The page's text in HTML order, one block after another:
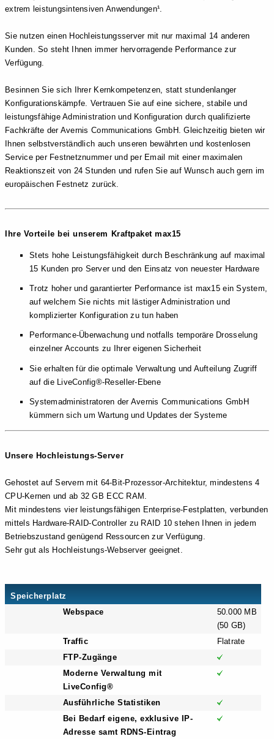
extrem leistungsintensiven Anwendungen¹.
Sie nutzen einen Hochleistungsserver mit nur maximal 14 anderen
Kunden. So steht Ihnen immer hervorragende Performance zur
Verfügung.
Besinnen Sie sich Ihrer Kernkompetenzen, statt stundenlanger
Konfigurationskämpfe. Vertrauen Sie auf eine sichere, stabile und
leistungsfähige Administration und Konfiguration durch qualifizierte
Fachkräfte der Avernis Communications GmbH. Gleichzeitig bieten wir
Ihnen selbstverständlich auch unseren bewährten und kostenlosen
Service per Festnetznummer und per Email mit einer maximalen
Reaktionszeit von 24 Stunden und rufen Sie auf Wunsch auch gern im
europäischen Festnetz zurück.
Ihre Vorteile bei unserem Kraftpaket max15
Stets hohe Leistungsfähigkeit durch Beschränkung auf maximal
15 Kunden pro Server und den Einsatz von neuester Hardware
Trotz hoher und garantierter Performance ist max15 ein System,
auf welchem Sienichts mit lästiger Administration und
komplizierter Konfiguration zu tun haben
Performance-Überwachung und notfalls temporäre Drosselung
einzelner Accounts zu Ihrer eigenen Sicherheit
Sie erhalten für die optimale Verwaltung und Aufteilung Zugriff
auf die LiveConfig®-Reseller-Ebene
Systemadministratoren der Avernis Communications GmbH
kümmern sich um Wartung und Updates der Systeme
Unsere Hochleistungs-Server
Gehostet auf Servern mit 64-Bit-Prozessor-Architektur, mindestens 4
CPU-Kernen und ab 32 GB ECC RAM.
Mit mindestens vier leistungsfähigen Enterprise-Festplatten, verbunden
mittels Hardware-RAID-Controller zu RAID 10 stehen Ihnen in jedem
Betriebszustand genügend Ressourcen zur Verfügung.
Sehr gut als Hochleistungs-Webserver geeignet.
Speicherplatz
Webspace
50.000 MB
(50 GB)
Traffic
Flatrate
FTP-Zugänge
Moderne Verwaltung mit
LiveConfig®
Ausführliche Statistiken
Bei Bedarf eigene, exklusive IP-
Adresse samt RDNS-Eintrag